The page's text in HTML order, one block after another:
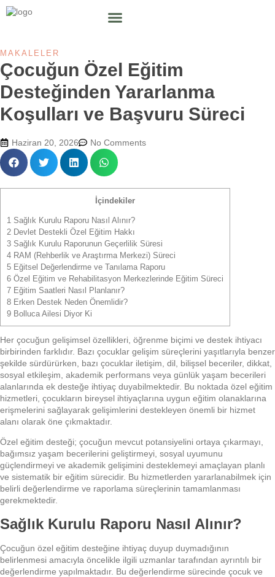
MAKALELER
Çocuğun Özel Eğitim
Desteğinden Yararlanma
Koşulları ve Başvuru Süreci
Haziran 20, 2026 No Comments
İçindekiler
1 Sağlık Kurulu Raporu Nasıl Alınır?
2 Devlet Destekli Özel Eğitim Hakkı
3 Sağlık Kurulu Raporunun Geçerlilik Süresi
4 RAM (Rehberlik ve Araştırma Merkezi) Süreci
5 Eğitsel Değerlendirme ve Tanılama Raporu
6 Özel Eğitim ve Rehabilitasyon Merkezlerinde Eğitim Süreci
7 Eğitim Saatleri Nasıl Planlanır?
8 Erken Destek Neden Önemlidir?
9 Bolluca Ailesi Diyor Ki
Her çocuğun gelişimsel özellikleri, öğrenme biçimi ve destek ihtiyacı
birbirinden farklıdır. Bazı çocuklar gelişim süreçlerini yaşıtlarıyla benzer
şekilde sürdürürken, bazı çocuklar iletişim, dil, bilişsel beceriler, dikkat,
sosyal etkileşim, akademik performans veya günlük yaşam becerileri
alanlarında ek desteğe ihtiyaç duyabilmektedir. Bu noktada özel eğitim
hizmetleri, çocukların bireysel ihtiyaçlarına uygun eğitim olanaklarına
erişmelerini sağlayarak gelişimlerini destekleyen önemli bir hizmet
alanı olarak öne çıkmaktadır.
Özel eğitim desteği; çocuğun mevcut potansiyelini ortaya çıkarmayı,
bağımsız yaşam becerilerini geliştirmeyi, sosyal uyumunu
güçlendirmeyi ve akademik gelişimini desteklemeyi amaçlayan planlı
ve sistematik bir eğitim sürecidir. Bu hizmetlerden yararlanabilmek için
belirli değerlendirme ve raporlama süreçlerinin tamamlanması
gerekmektedir.
Sağlık Kurulu Raporu Nasıl Alınır?
Çocuğun özel eğitim desteğine ihtiyaç duyup duymadığının
belirlenmesi amacıyla öncelikle ilgili uzmanlar tarafından ayrıntılı bir
değerlendirme yapılmaktadır. Bu değerlendirme sürecinde çocuk ve